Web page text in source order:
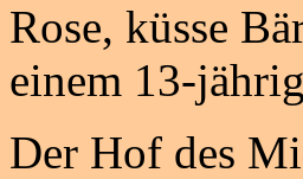
Rose, küsse
einem 13-
Der Hof des